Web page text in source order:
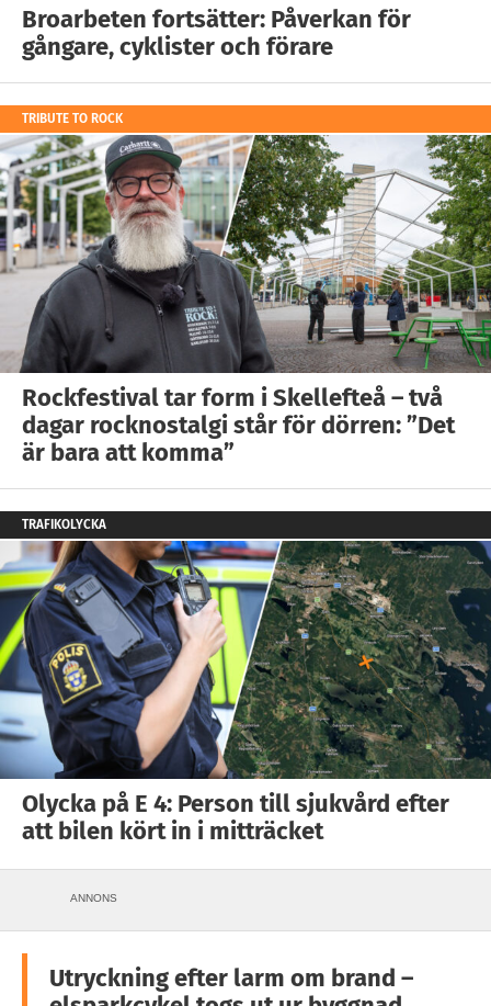
Broarbeten fortsätter: Påverkan för
gångare, cyklister och förare
TRIBUTE TO ROCK
Rockfestival tar form i Skellefteå – två
dagar rocknostalgi står för dörren: ”Det
är bara att komma”
TRAFIKOLYCKA
Olycka på E 4: Person till sjukvård efter
att bilen kört in i mitträcket
ANNONS
Utryckning efter larm om brand –